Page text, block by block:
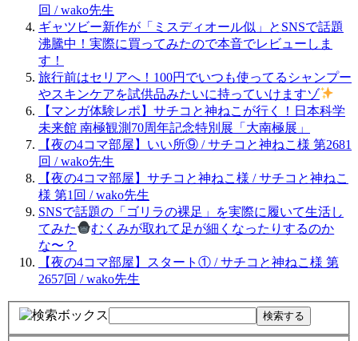
回 / wako先生
ギャツビー新作が「ミスディオール似」とSNSで話題
沸騰中！実際に買ってみたので本音でレビューしま
す！
旅行前はセリアへ！100円でいつも使ってるシャンプー
やスキンケアを試供品みたいに持っていけますゾ
【マンガ体験レポ】サチコと神ねこが行く！日本科学
未来館 南極観測70周年記念特別展「大南極展」
【夜の4コマ部屋】いい所⑨ / サチコと神ねこ様 第2681
回 / wako先生
【夜の4コマ部屋】サチコと神ねこ様 / サチコと神ねこ
様 第1回 / wako先生
SNSで話題の「ゴリラの裸足」を実際に履いて生活し
てみた
むくみが取れて足が細くなったりするのか
な〜？
【夜の4コマ部屋】スタート① / サチコと神ねこ様 第
2657回 / wako先生